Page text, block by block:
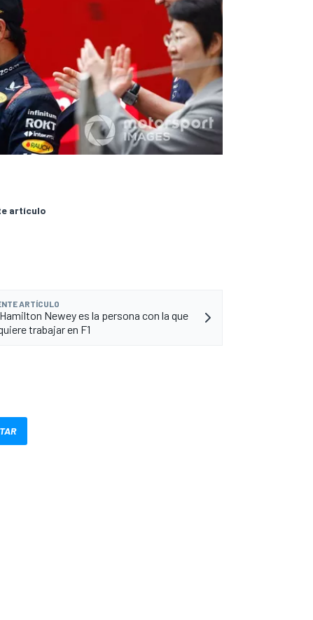
artículo
ARTÍCULO
Newey es la persona con la que
trabajar en F1